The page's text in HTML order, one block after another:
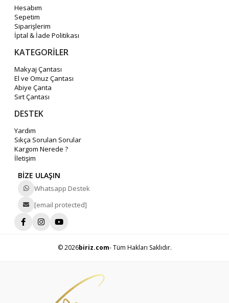
Hesabım
Sepetim
Siparişlerim
İptal & İade Politikası
KATEGORİLER
Makyaj Çantası
El ve Omuz Çantası
Abiye Çanta
Sırt Çantası
DESTEK
Yardım
Sıkça Sorulan Sorular
Kargom Nerede ?
İletişim
BİZE ULAŞIN
Whatsapp Destek
[email protected]
© 2026biriz.com- Tüm Hakları Saklıdır.